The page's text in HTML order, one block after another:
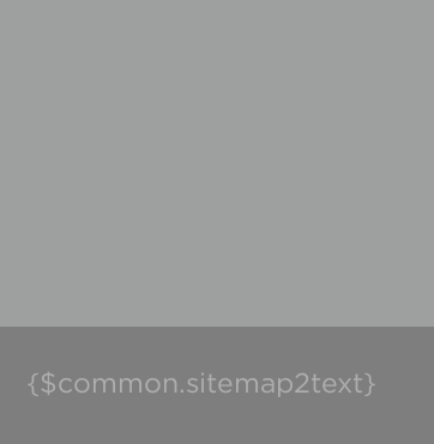
{$common.sitemap2text}